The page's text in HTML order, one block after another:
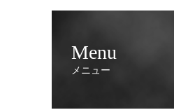
Menu
メニュー